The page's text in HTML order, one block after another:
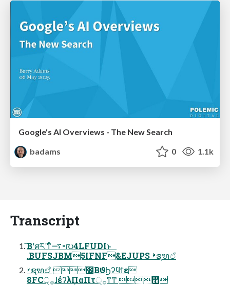
Google's AI Overviews - The New Search
badams
0 1.1k
Transcript
͞Βʹศརʹͳͬͨ࠷৽൛4LFUDIͱ
.BUFSJBM5IFNF&EJUPS ࢁຊຑඒ
ࢁຊຑඒ ೥͔ΒϑϦʔϥϯε
8FC੍࡞ɺέʔλΠαΠτ੍࡞ͳͲ ೥